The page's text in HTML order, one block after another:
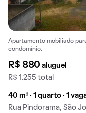
Apartamento mobiliado
condomínio.
R$ 880aluguel
R$ 1.255 total
40 m² · 1 quarto · 1
Rua Pindorama, São